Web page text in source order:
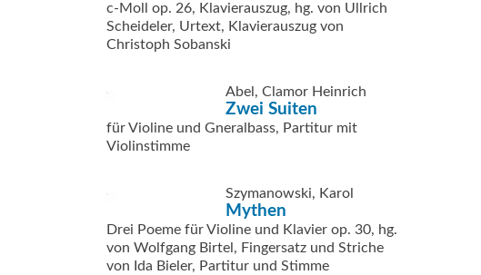
c-Moll op. 26, Klavierauszug, hg. von Ullrich
Scheideler, Urtext, Klavierauszug von
Christoph Sobanski
Abel, Clamor Heinrich
Zwei Suiten
für Violine und Gneralbass, Partitur mit
Violinstimme
Szymanowski, Karol
Mythen
Drei Poeme für Violine und Klavier op. 30, hg.
von Wolfgang Birtel, Fingersatz und Striche
von Ida Bieler, Partitur und Stimme